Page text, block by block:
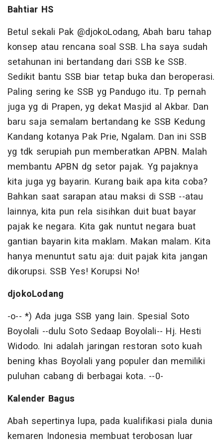
Bahtiar HS
Betul sekali Pak @djokoLodang, Abah baru tahap
konsep atau rencana soal SSB. Lha saya sudah
setahunan ini bertandang dari SSB ke SSB.
Sedikit bantu SSB biar tetap buka dan beroperasi.
Paling sering ke SSB yg Pandugo itu. Tp pernah
juga yg di Prapen, yg dekat Masjid al Akbar. Dan
baru saja semalam bertandang ke SSB Kedung
Kandang kotanya Pak Prie, Ngalam. Dan ini SSB
yg tdk serupiah pun memberatkan APBN. Malah
membantu APBN dg setor pajak. Yg pajaknya
kita juga yg bayarin. Kurang baik apa kita coba?
Bahkan saat sarapan atau maksi di SSB --atau
lainnya, kita pun rela sisihkan duit buat bayar
pajak ke negara. Kita gak nuntut negara buat
gantian bayarin kita maklam. Makan malam. Kita
hanya menuntut satu aja: duit pajak kita jangan
dikorupsi. SSB Yes! Korupsi No!
djokoLodang
-o-- *) Ada juga SSB yang lain. Spesial Soto
Boyolali --dulu Soto Sedaap Boyolali-- Hj. Hesti
Widodo. Ini adalah jaringan restoran soto kuah
bening khas Boyolali yang populer dan memiliki
puluhan cabang di berbagai kota. --0-
Kalender Bagus
Abah sepertinya lupa, pada kualifikasi piala dunia
kemaren Indonesia membuat terobosan luar